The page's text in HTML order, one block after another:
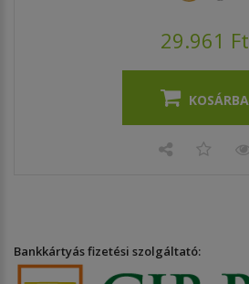
29.961 Ft
KOSÁRBA
Bankkártyás fizetési szolgáltató: